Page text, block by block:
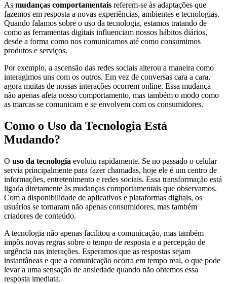
As mudanças comportamentais referem-se às adaptações que
fazemos em resposta a novas experiências, ambientes e tecnologias.
Quando falamos sobre o uso da tecnologia, estamos tratando de
como as ferramentas digitais influenciam nossos hábitos diários,
desde a forma como nos comunicamos até como consumimos
produtos e serviços.
Por exemplo, a ascensão das redes sociais alterou a maneira como
interagimos uns com os outros. Em vez de conversas cara a cara,
agora muitas de nossas interações ocorrem online. Essa mudança
não apenas afeta nosso comportamento, mas também o modo como
as marcas se comunicam e se envolvem com os consumidores.
Como o Uso da Tecnologia Está
Mudando?
O uso da tecnologia evoluiu rapidamente. Se no passado o celular
servia principalmente para fazer chamadas, hoje ele é um centro de
informações, entretenimento e redes sociais. Essa transformação está
ligada diretamente às mudanças comportamentais que observamos.
Com a disponibilidade de aplicativos e plataformas digitais, os
usuários se tornaram não apenas consumidores, mas também
criadores de conteúdo.
A tecnologia não apenas facilitou a comunicação, mas também
impôs novas regras sobre o tempo de resposta e a percepção de
urgência nas interações. Esperamos que as respostas sejam
instantâneas e que a comunicação ocorra em tempo real, o que pode
levar a uma sensação de ansiedade quando não obtemos essa
resposta imediata.